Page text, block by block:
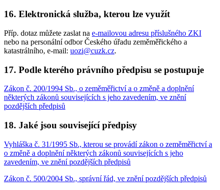
16. Elektronická služba, kterou lze využít
Příp. dotaz můžete zaslat na e-mailovou adresu příslušného ZKI
nebo na personální odbor Českého úřadu zeměměřického a
katastrálního, e-mail: uozi@cuzk.cz.
17. Podle kterého právního předpisu se postupuje
Zákon č. 200/1994 Sb., o zeměměřictví a o změně a doplnění
některých zákonů souvisejících s jeho zavedením, ve znění
pozdějších předpisů
18. Jaké jsou související předpisy
Vyhláška č. 31/1995 Sb., kterou se provádí zákon o zeměměřictví a
o změně a doplnění některých zákonů souvisejících s jeho
zavedením, ve znění pozdějších předpisů
Zákon č. 500/2004 Sb., správní řád, ve znění pozdějších předpisů